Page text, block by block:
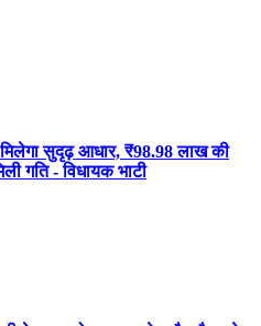
सुदृढ़ आधार, ₹98.98 लाख की
गति - विधायक भाटी